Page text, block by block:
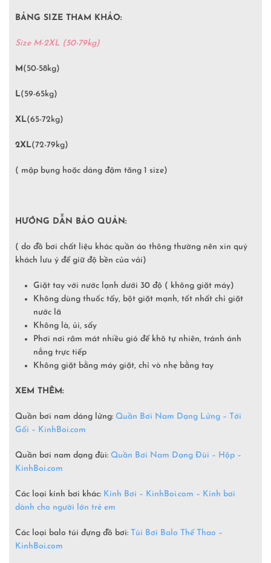
BẢNG SIZE THAM KHẢO:
Size M-2XL (50-79kg)
M(50-58kg)
L(59-65kg)
XL(65-72kg)
2XL(72-79kg)
( mập bụng hoặc dáng đậm tăng 1 size)
HƯỚNG DẪN BẢO QUẢN:
( do đồ bơi chất liệu khác quần áo thông thường nên xin quý
khách lưu ý để giữ độ bền của vải)
Giặt tay với nước lạnh dưới 30 độ ( không giặt máy)
Không dùng thuốc tẩy, bột giặt mạnh, tốt nhất chỉ giặt
nước lã
Không là, ủi, sấy
Phơi nơi râm mát nhiều gió để khô tự nhiên, tránh ánh
nắng trực tiếp
Không giặt bằng máy giặt, chỉ vò nhẹ bằng tay
XEM THÊM:
Quần bơi nam dáng lửng: Quần Bơi Nam Dạng Lửng – Tới
Gối – KinhBoi.com
Quần bơi nam dạng đùi: Quần Bơi Nam Dạng Đùi – Hộp –
KinhBoi.com
Các loại kính bơi khác: Kính Bơi – KinhBoi.com – Kính bơi
dành cho người lớn trẻ em
Các loại balo túi đựng đồ bơi: Túi Bơi Balo Thể Thao –
KinhBoi.com